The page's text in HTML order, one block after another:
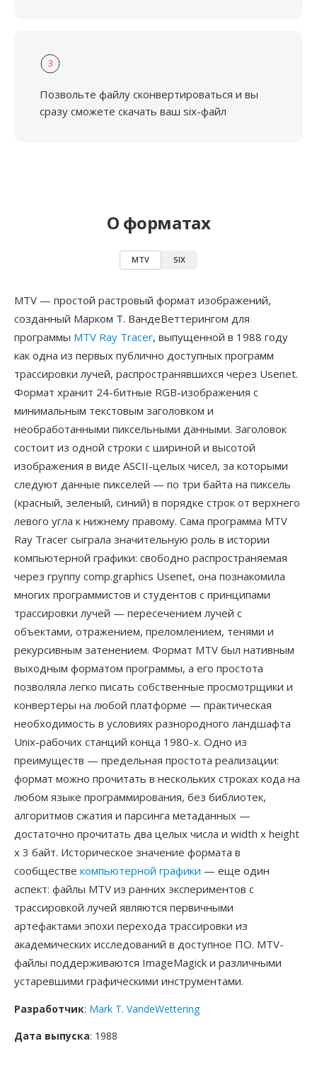
3
Позвольте файлу сконвертироваться и вы
сразу сможете скачать ваш six-файл
О форматах
MTV SIX
MTV — простой растровый формат изображений,
созданный Марком Т. ВандеВеттерингом для
программы MTV Ray Tracer, выпущенной в 1988 году
как одна из первых публично доступных программ
трассировки лучей, распространявшихся через Usenet.
Формат хранит 24-битные RGB-изображения с
минимальным текстовым заголовком и
необработанными пиксельными данными. Заголовок
состоит из одной строки с шириной и высотой
изображения в виде ASCII-целых чисел, за которыми
следуют данные пикселей — по три байта на пиксель
(красный, зеленый, синий) в порядке строк от верхнего
левого угла к нижнему правому. Сама программа MTV
Ray Tracer сыграла значительную роль в истории
компьютерной графики: свободно распространяемая
через группу comp.graphics Usenet, она познакомила
многих программистов и студентов с принципами
трассировки лучей — пересечением лучей с
объектами, отражением, преломлением, тенями и
рекурсивным затенением. Формат MTV был нативным
выходным форматом программы, а его простота
позволяла легко писать собственные просмотрщики и
конвертеры на любой платформе — практическая
необходимость в условиях разнородного ландшафта
Unix-рабочих станций конца 1980-х. Одно из
преимуществ — предельная простота реализации:
формат можно прочитать в нескольких строках кода на
любом языке программирования, без библиотек,
алгоритмов сжатия и парсинга метаданных —
достаточно прочитать два целых числа и width x height
x 3 байт. Историческое значение формата в
сообществе компьютерной графики — еще один
аспект: файлы MTV из ранних экспериментов с
трассировкой лучей являются первичными
артефактами эпохи перехода трассировки из
академических исследований в доступное ПО. MTV-
файлы поддерживаются ImageMagick и различными
устаревшими графическими инструментами.
Разработчик: Mark T. VandeWettering
Дата выпуска: 1988